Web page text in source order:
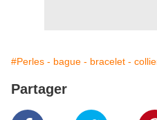
#Perles - bague - bracelet -
Partager